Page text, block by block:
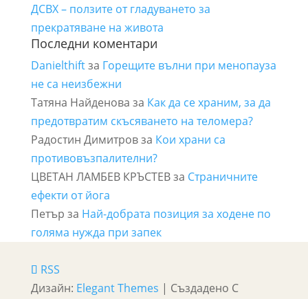
ДСВХ – ползите от гладуването за
прекратяване на живота
Последни коментари
Danielthiftза Горещите вълни при менопауза
не са неизбежни
Татяна Найденова за Как да се храним, за да
предотвратим скъсяването на теломера?
Радостин Димитровза Кои храни са
противовъзпалителни?
ЦВЕТАН ЛАМБЕВ КРЪСТЕВза Страничните
ефекти от йога
Петър за Най-добрата позиция за ходене по
голяма нужда при запек
RSS
Дизайн: Elegant Themes | Създадено С